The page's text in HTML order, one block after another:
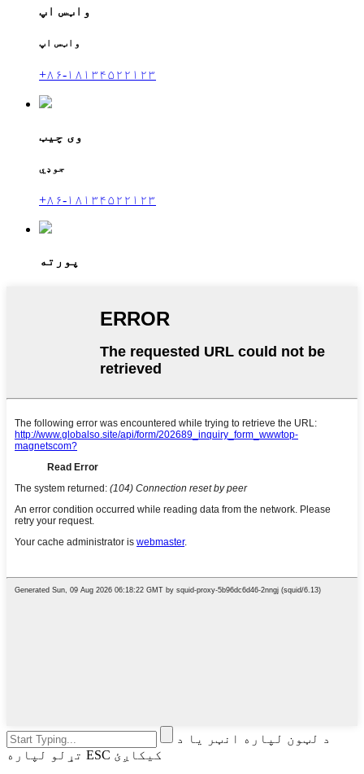
واټس اپ
واټس اپ
+۸۶-۱۸۱۳۴۵۲۲۱۲۳
وی چیټ
جوډي
+۸۶-۱۸۱۳۴۵۲۲۱۲۳
پورته
د لټون لپاره انټر یا د
تړلو لپاره ESC کیکاږئ